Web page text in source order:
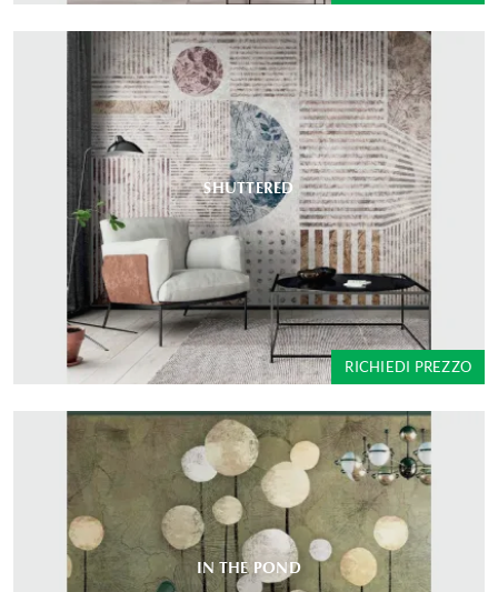
SHUTTERED
RICHIEDI PREZZO
IN THE POND